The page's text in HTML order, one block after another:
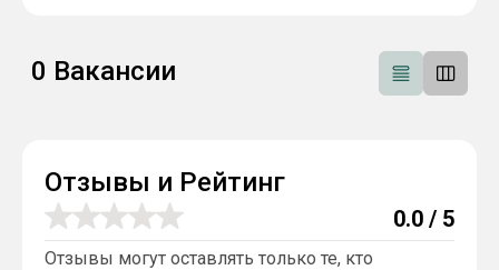
0 Вакансии
Отзывы и Рейтинг
0.0 / 5
Отзывы могут оставлять только те, кто